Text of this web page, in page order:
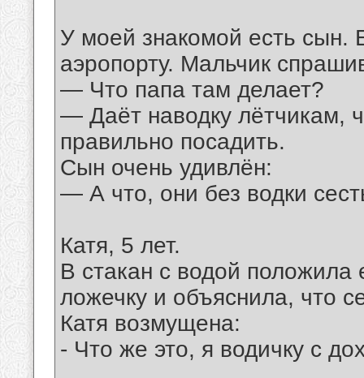
У моей знакомой есть сын.
аэропорту. Мальчик
— Что папа там делает?
— Даёт наводку лётчикам,
правильно посадить.
Сын очень удивлён:
— А что, они без водки
Катя, 5 лет.
В стакан с водой
ложечку и объяснила, что
Катя возмущена:
- Что же это, я водичку с